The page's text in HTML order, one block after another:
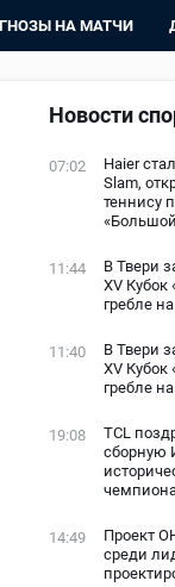
НА МАТЧИ
Новости
07:02
Haier
Slam,
теннису
11:44
В Твери
XV Кубок
гребле
11:40
В Твери
XV Кубок
гребле
19:08
TCL
сборную
14:49
Проект
среди